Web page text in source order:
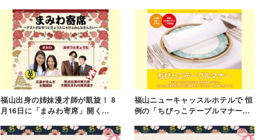
福山出身の姉妹漫才師が凱旋！ 8
月16日に「まみわ寄席」開く...
福山ニューキャッスルホテルで 恒
例の「ちびっこテーブルマナー...